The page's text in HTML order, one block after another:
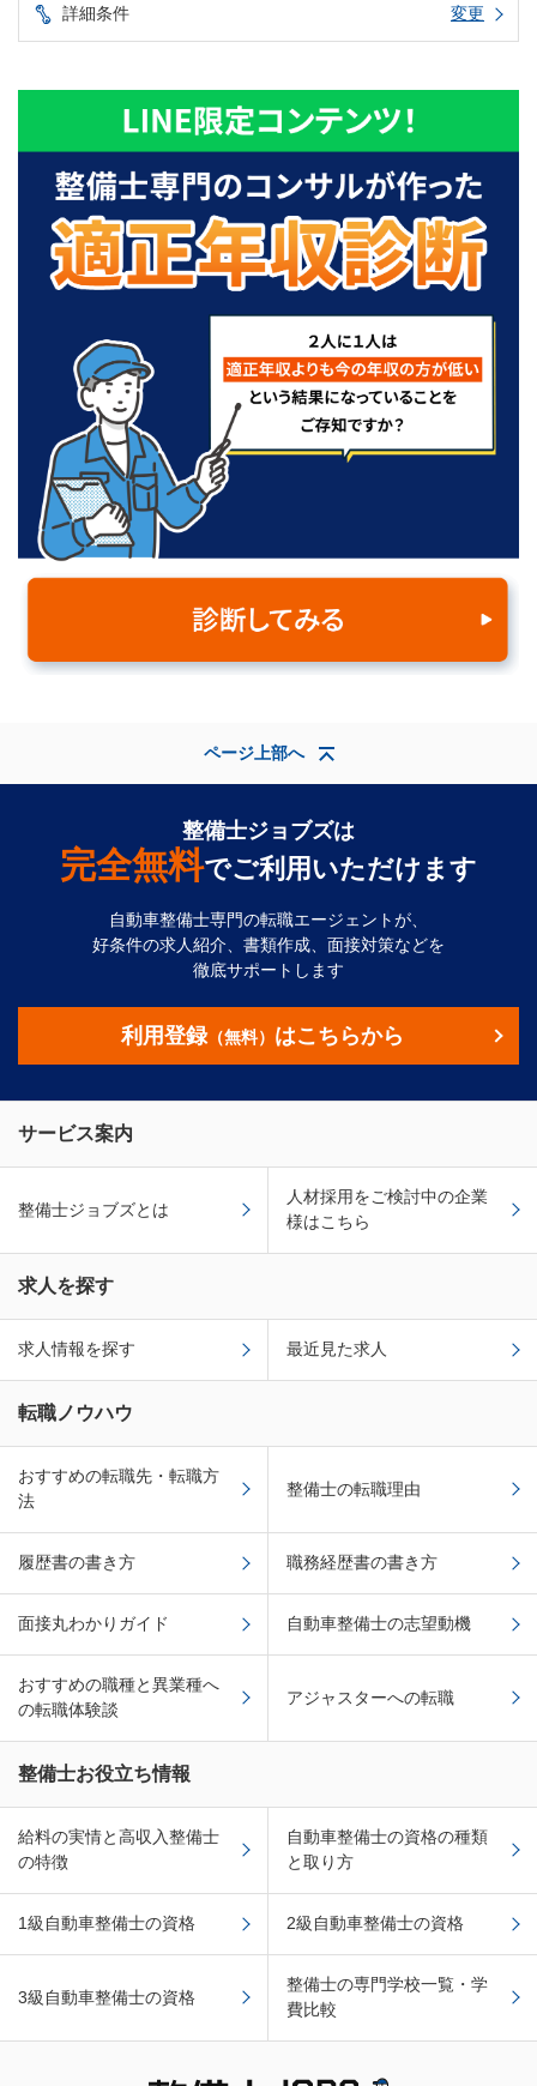
詳細条件 変更
ページ上部へ
整備士ジョブズは
完全無料でご利用いただけます
自動車整備士専門の転職エージェントが、
好条件の求人紹介、書類作成、面接対策などを
徹底サポートします
利用登録（無料） はこちらから
サービス案内
整備士ジョブズとは
人材採用をご検討中の企業
様はこちら
求人を探す
求人情報を探す 最近見た求人
転職ノウハウ
おすすめの転職先・転職方
法
整備士の転職理由
履歴書の書き方 職務経歴書の書き方
面接丸わかりガイド 自動車整備士の志望動機
おすすめの職種と異業種へ
の転職体験談
アジャスターへの転職
整備士お役立ち情報
給料の実情と高収入整備士
の特徴
自動車整備士の資格の種類
と取り方
1級自動車整備士の資格 2級自動車整備士の資格
3級自動車整備士の資格
整備士の専門学校一覧・学
費比較